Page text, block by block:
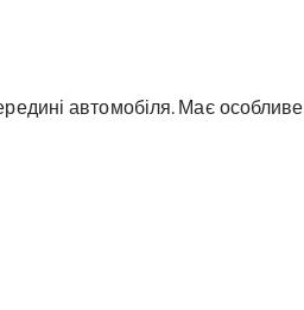
автомобіля. Має особливе